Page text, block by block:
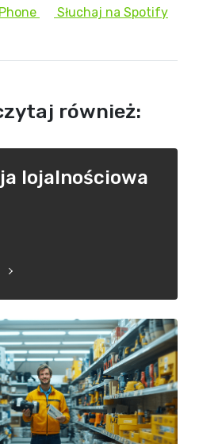
Słuchaj na Spotify
również:
lojalnościowa